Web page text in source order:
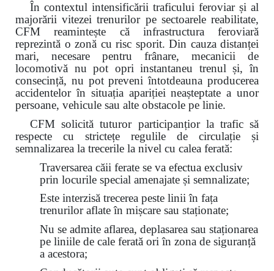
În contextul intensificării traficului feroviar și al
majorării vitezei trenurilor pe sectoarele reabilitate,
CFM reamintește că infrastructura feroviară
reprezintă o zonă cu risc sporit. Din cauza distanței
mari, necesare pentru frânare, mecanicii de
locomotivă nu pot opri instantaneu trenul și, în
consecință, nu pot preveni întotdeauna producerea
accidentelor în situația apariției neașteptate a unor
persoane, vehicule sau alte obstacole pe linie.
CFM solicită tuturor participanțior la trafic să
respecte cu strictețe regulile de circulație și
semnalizarea la trecerile la nivel cu calea ferată:
Traversarea căii ferate se va efectua exclusiv
prin locurile special amenajate și semnalizate;
Este interzisă trecerea peste linii în fața
trenurilor aflate în mișcare sau staționate;
Nu se admite aflarea, deplasarea sau staționarea
pe liniile de cale ferată ori în zona de siguranță
a acestora;